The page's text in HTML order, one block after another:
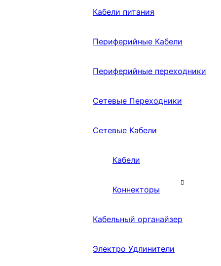
Кабели питания
Периферийные Кабели
Периферийные переходники
Сетевые Переходники
Сетевые Кабели
Кабели
Коннекторы
Кабельный органайзер
Электро Удлинители